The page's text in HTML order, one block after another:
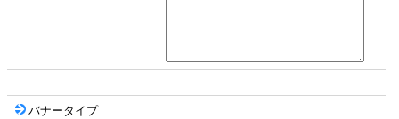
バナータイプ